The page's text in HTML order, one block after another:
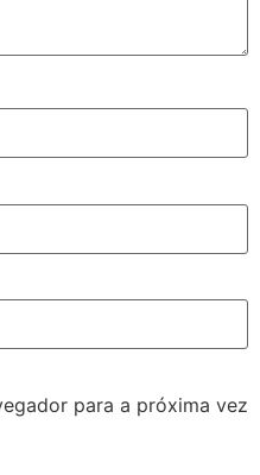
para a próxima vez